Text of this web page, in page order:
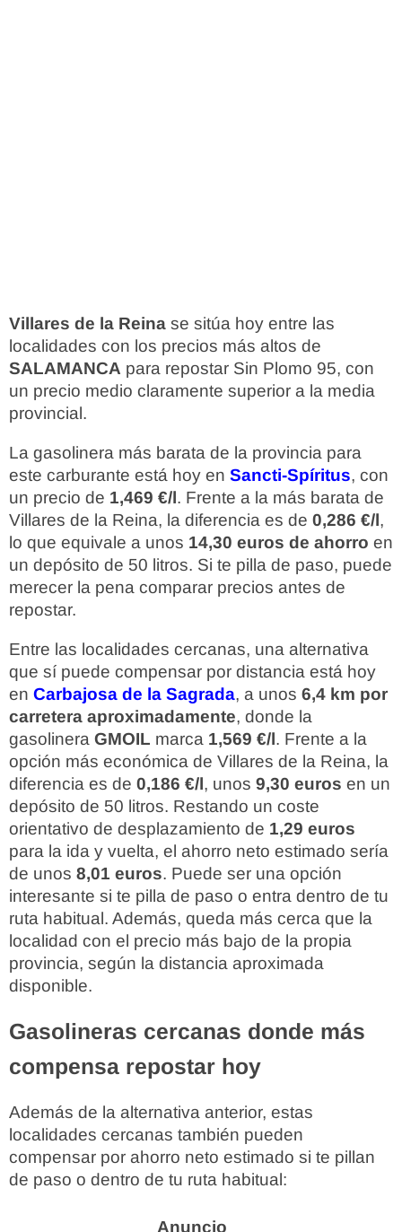
Villares de la Reina se sitúa hoy entre las
localidades con los precios más altos de
SALAMANCA para repostar Sin Plomo 95, con
un precio medio claramente superior a la media
provincial.
La gasolinera más barata de la provincia para
este carburante está hoy en Sancti-Spíritus, con
un precio de 1,469 €/l. Frente a la más barata de
Villares de la Reina, la diferencia es de 0,286 €/l,
lo que equivale a unos 14,30 euros de ahorro en
un depósito de 50 litros. Si te pilla de paso, puede
merecer la pena comparar precios antes de
repostar.
Entre las localidades cercanas, una alternativa
que sí puede compensar por distancia está hoy
en Carbajosa de la Sagrada, a unos 6,4 km por
carretera aproximadamente, donde la
gasolinera GMOIL marca 1,569 €/l. Frente a la
opción más económica de Villares de la Reina, la
diferencia es de 0,186 €/l, unos 9,30 euros en un
depósito de 50 litros. Restando un coste
orientativo de desplazamiento de 1,29 euros
para la ida y vuelta, el ahorro neto estimado sería
de unos 8,01 euros. Puede ser una opción
interesante si te pilla de paso o entra dentro de tu
ruta habitual. Además, queda más cerca que la
localidad con el precio más bajo de la propia
provincia, según la distancia aproximada
disponible.
Gasolineras cercanas donde más
compensa repostar hoy
Además de la alternativa anterior, estas
localidades cercanas también pueden
compensar por ahorro neto estimado si te pillan
de paso o dentro de tu ruta habitual: